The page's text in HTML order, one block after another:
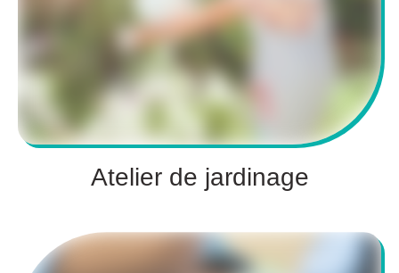
Atelier de jardinage